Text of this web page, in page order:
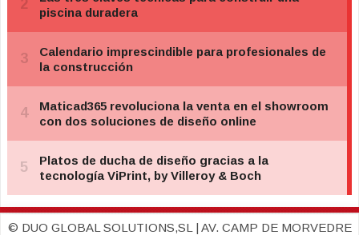
© DUO GLOBAL SOLUTIONS,SL | AV. CAMP DE MORVEDRE